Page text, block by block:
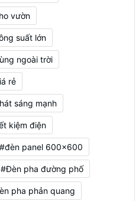
vườn
suất lớn
ngoài trời
rẻ
sáng mạnh
kiệm điện
#đèn panel 600x600
#Đèn pha đường phố
pha phản quang